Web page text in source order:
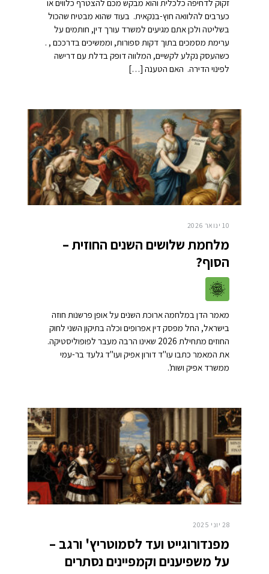
זקוק לדחיפה כלכלית והוא מבקש מכם להצטרף כלווים או
כערבים להלוואה חוץ-בנקאית. בעוד שהוא מבטיח שהכול
בשליטה ולכן אתם מגיעים למשרד עורך דין, חותמים על
ערימת מסמכים בתוך דקות ספורות, וממשיכים בדרככם , .
כשהעסק נקלע לקשיים, המלווה דופק בדלת עם דרישה
לפינוי הדירה. האם הטענה […]
10 ינואר 2026
מלחמת שלושים השנים החוזית –
הסוף?
מאמר הדן במלחמה ארוכת השנים על אופן פרשנות חוזה
בישראל, החל מפסק דין אפרופים וכלה בתיקון השני לחוק
החוזים מתחילת 2026 שאינו הרבה מעבר לפופוליסטיקה.
את המאמר כתבו עו"ד דורון אפיק ועו"ד גלעד בר-עמי
ממשרד אפיק ושות'.
28 יוני 2025
מפנדורוגייט ועד לסמוטריץ' ורגב –
על משפיענים וקמפיינים נסתרים